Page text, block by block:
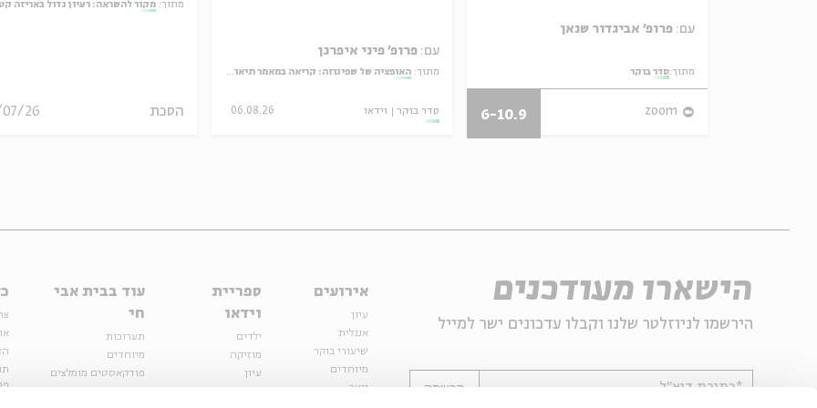
מתוך: מקור להשראה: רעיון גדול באריזה
הסכת 26
עם: פרופ' פיני איפרגן
מתוך: האופציה של שפינוזה: קריאה במאמר תיאולוגי־מדיני
סדר בוקר וידאו 06.08.26
עם:
מתוך:סדר בוקר
zoom
6-10.9
הישארו מעודכנים
הירשמו לניוזלטר שלנו וקבלו עדכונים ישר למייל
*כתובת דוא"ל הרשמה
אירועים
עיון
אנגלית
שיעורי בוקר
מיוחדים
נוער
ספריית
וידאו
ילדים
מוזיקה
עיון
עוד בבית אבי
חי
תערוכות
מיוחדים
פודקאסטים מומלצים